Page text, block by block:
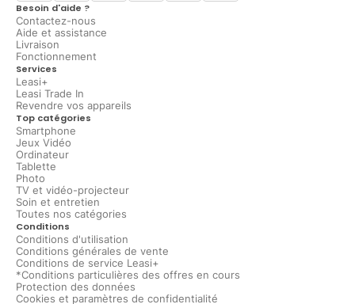
Besoin d'aide ?
Contactez-nous
Aide et assistance
Livraison
Fonctionnement
Services
Leasi+
Leasi Trade In
Revendre vos appareils
Top catégories
Smartphone
Jeux Vidéo
Ordinateur
Tablette
Photo
TV et vidéo-projecteur
Soin et entretien
Toutes nos catégories
Conditions
Conditions d'utilisation
Conditions générales de vente
Conditions de service Leasi+
*Conditions particulières des offres en cours
Protection des données
Cookies et paramètres de confidentialité